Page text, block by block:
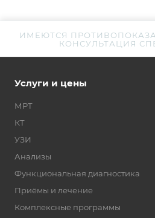
ИМЕЮТСЯ
КОНСУЛЬТАЦИЯ
Услуги и цены
МРТ
КТ
УЗИ
Анализы
Функциональная диагностика
Приёмы и лечение
Комплексные программы